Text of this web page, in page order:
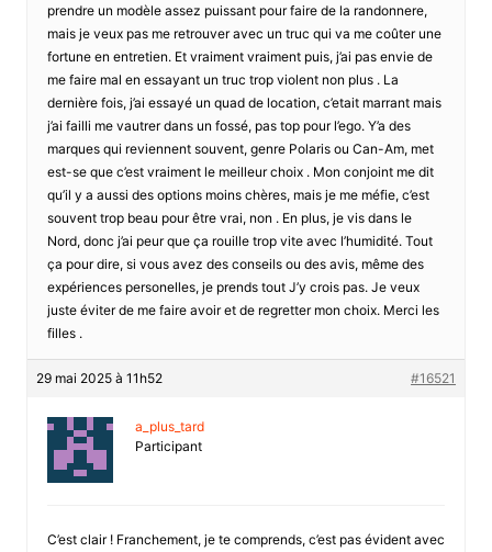
prendre un modèle assez puissant pour faire de la randonnere,
mais je veux pas me retrouver avec un truc qui va me coûter une
fortune en entretien. Et vraiment vraiment puis, j’ai pas envie de
me faire mal en essayant un truc trop violent non plus . La
dernière fois, j’ai essayé un quad de location, c’etait marrant mais
j’ai failli me vautrer dans un fossé, pas top pour l’ego. Y’a des
marques qui reviennent souvent, genre Polaris ou Can-Am, met
est-se que c’est vraiment le meilleur choix . Mon conjoint me dit
qu’il y a aussi des options moins chères, mais je me méfie, c’est
souvent trop beau pour être vrai, non . En plus, je vis dans le
Nord, donc j’ai peur que ça rouille trop vite avec l’humidité. Tout
ça pour dire, si vous avez des conseils ou des avis, même des
expériences personelles, je prends tout J’y crois pas. Je veux
juste éviter de me faire avoir et de regretter mon choix. Merci les
filles .
29 mai 2025 à 11h52 #16521
a_plus_tard
Participant
C’est clair ! Franchement, je te comprends, c’est pas évident avec